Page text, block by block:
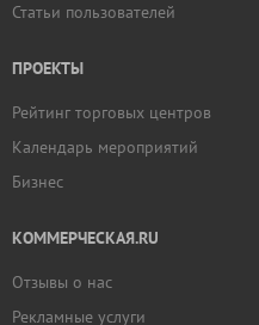
Статьи пользователей
ПРОЕКТЫ
Рейтинг торговых центров
Календарь мероприятий
Бизнес
КОММЕРЧЕСКАЯ.RU
Отзывы о нас
Рекламные услуги